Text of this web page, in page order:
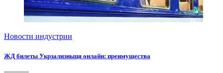
Новости индустрии
ЖД билеты Укрзализныця онлайн: преимущества